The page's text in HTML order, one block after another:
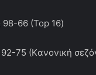
98-66 (Top 16)
75 (Kανονική